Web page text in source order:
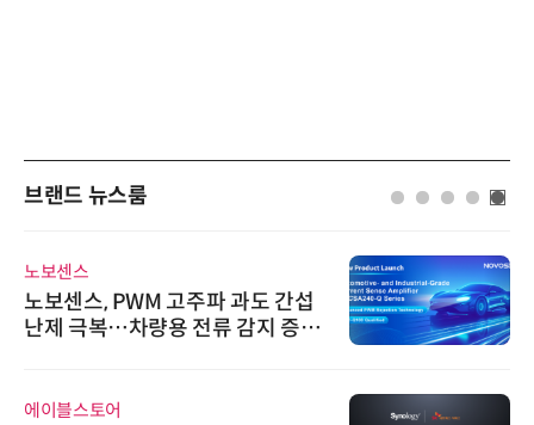
브랜드 뉴스룸
노보센스
노보센스, PWM 고주파 과도 간섭
난제 극복…차량용 전류 감지 증폭
에이블스토어